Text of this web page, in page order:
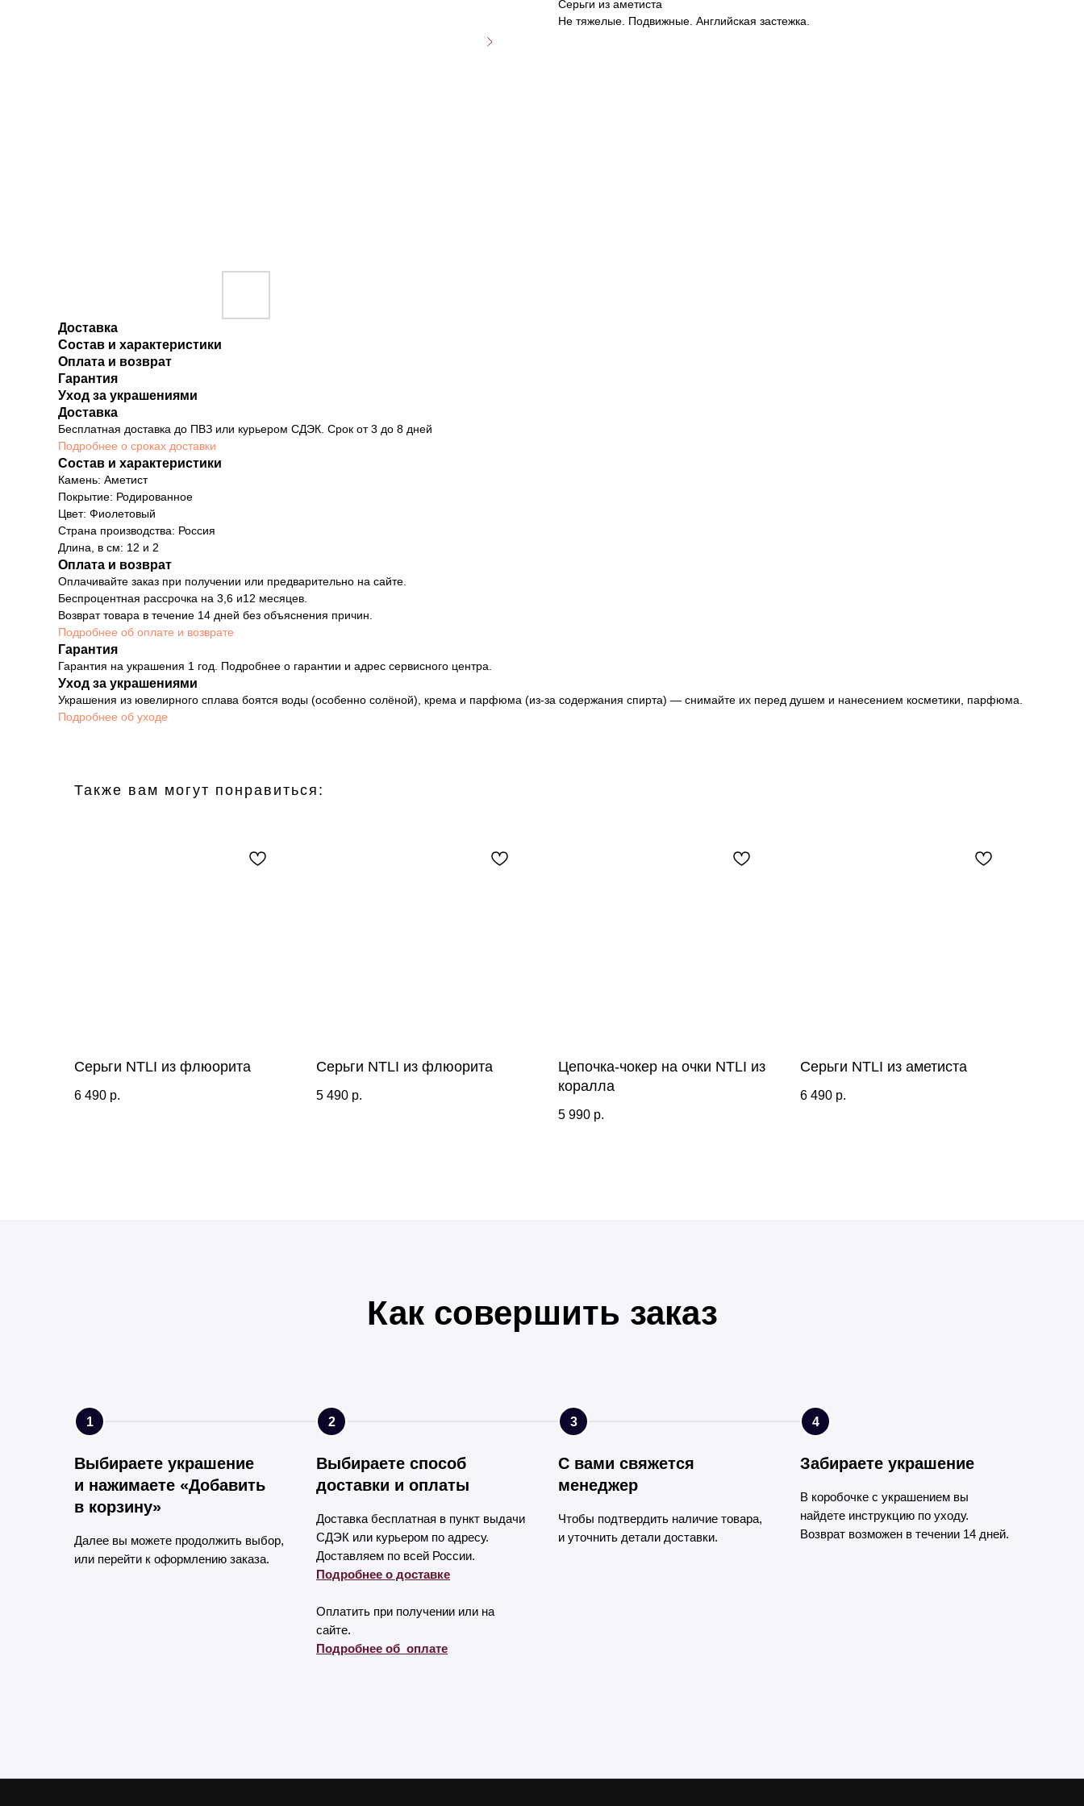
Серьги из аметиста
Не тяжелые. Подвижные. Английская застежка.
Доставка
Состав и характеристики
Оплата и возврат
Гарантия
Уход за украшениями
Доставка
Бесплатная доставка до ПВЗ или курьером СДЭК. Срок от 3 до 8 дней
Подробнее о сроках доставки
Состав и характеристики
Камень: Аметист
Покрытие: Родированное
Цвет: Фиолетовый
Страна производства: Россия
Длина, в см: 12 и 2
Оплата и возврат
Оплачивайте заказ при получении или предварительно на сайте.
Беспроцентная рассрочка на 3,6 и12 месяцев.
Возврат товара в течение 14 дней без объяснения причин.
Подробнее об оплате и возврате
Гарантия
Гарантия на украшения 1 год. Подробнее о гарантии и адрес сервисного центра.
Уход за украшениями
Украшения из ювелирного сплава боятся воды (особенно солёной), крема и парфюма (из-за содержания спирта) — снимайте их перед душем и нанесением косметики, парфюма.
Подробнее об уходе
Также вам могут понравиться:
Серьги NTLI из флюорита
6 490 р.
Серьги NTLI из флюорита
5 490 р.
Цепочка-чокер на очки NTLI из
коралла
5 990 р.
Серьги NTLI из аметиста
6 490 р.
Как совершить заказ
1
Выбираете украшение
и нажимаете «Добавить
в корзину»
Далее вы можете продолжить выбор,
или перейти к оформлению заказа.
2
Выбираете способ
доставки и оплаты
Доставка бесплатная в пункт выдачи
СДЭК или курьером по адресу.
Доставляем по всей России.
Подробнее о доставке
Оплатить при получении или на
сайте.
Подробнее об оплате
3
С вами свяжется
менеджер
Чтобы подтвердить наличие товара,
и уточнить детали доставки.
4
Забираете украшение
В коробочке с украшением вы
найдете инструкцию по уходу.
Возврат возможен в течении 14 дней.